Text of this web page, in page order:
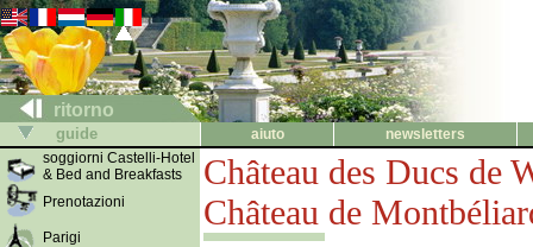
ritorno
guide aiuto
newsletters
soggiorni Castelli-Hotel
& Bed and Breakfasts
Prenotazioni
Parigi
Château des Ducs de
Château de